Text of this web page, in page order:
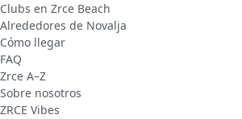
Clubs en Zrce Beach
Alrededores de Novalja
Cómo llegar
FAQ
Zrce A–Z
Sobre nosotros
ZRCE Vibes